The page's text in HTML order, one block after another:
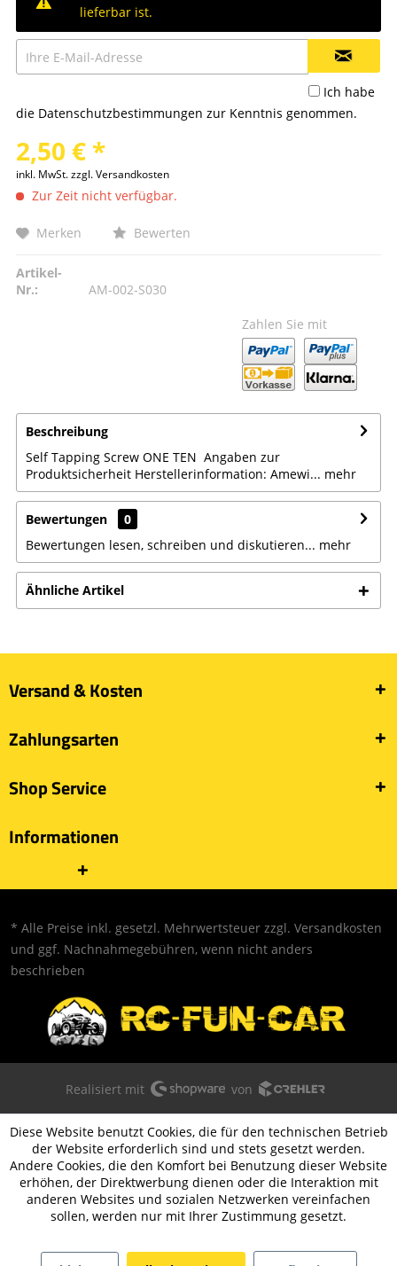
lieferbar ist.
Ich habe
die Datenschutzbestimmungen zur Kenntnis genommen.
2,50 € *
inkl. MwSt.zzgl. Versandkosten
Zur Zeit nicht verfügbar.
Merken Bewerten
Artikel-
Nr.:
AM-002-S030
Zahlen Sie mit
Beschreibung
Self Tapping Screw ONE TEN Angaben zur
Produktsicherheit Herstellerinformation: Amewi... mehr
Bewertungen
0
Bewertungen lesen, schreiben und diskutieren... mehr
Ähnliche Artikel
Versand & Kosten
Zahlungsarten
Shop Service
Informationen
* Alle Preise inkl. gesetzl. Mehrwertsteuer zzgl. Versandkosten
und ggf. Nachnahmegebühren, wenn nicht anders
beschrieben
Realisiert mit von
Diese Website benutzt Cookies, die für den technischen Betrieb
der Website erforderlich sind und stets gesetzt werden.
Andere Cookies, die den Komfort bei Benutzung dieser Website
erhöhen, der Direktwerbung dienen oder die Interaktion mit
anderen Websites und sozialen Netzwerken vereinfachen
sollen, werden nur mit Ihrer Zustimmung gesetzt.